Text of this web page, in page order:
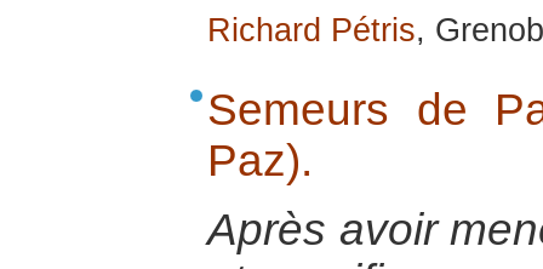
Richard Pétris,
Semeurs de
Paz).
Après avoir